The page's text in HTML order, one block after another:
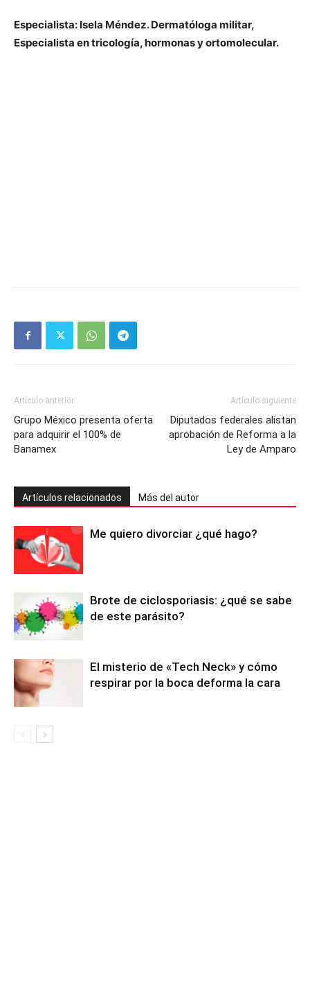
Especialista: Isela Méndez.Dermatóloga militar,
Especialista en tricología, hormonas y ortomolecular.
Artículo anterior
Grupo México presenta oferta
para adquirir el 100% de
Banamex
Artículo siguiente
Diputados federales alistan
aprobación de Reforma a la
Ley de Amparo
Artículos relacionados Más del autor
Me quiero divorciar ¿qué hago?
Brote de ciclosporiasis: ¿qué se sabe
de este parásito?
El misterio de «Tech Neck» y cómo
respirar por la boca deforma la cara